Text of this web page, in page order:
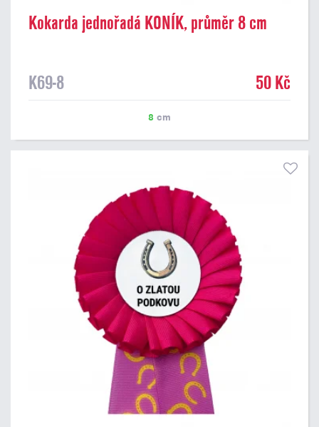
Kokarda jednořadá KONÍK, průměr 8 cm
K69-8 50 Kč
8 cm